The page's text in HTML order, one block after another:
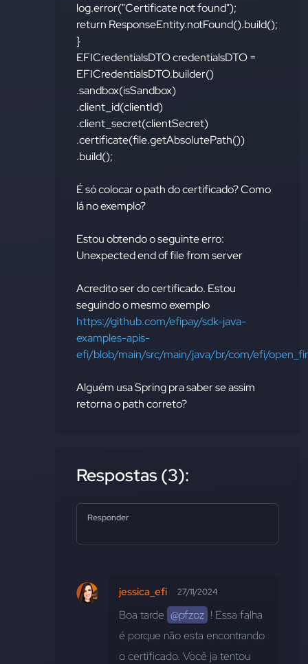
log.error("Certificate not found");
return ResponseEntity.notFound().build();
}
EFICredentialsDTO credentialsDTO =
EFICredentialsDTO.builder()
.sandbox(isSandbox)
.client_id(clientId)
.client_secret(clientSecret)
.certificate(file.getAbsolutePath())
.build();
É só colocar o path do certificado? Como
lá no exemplo?
Estou obtendo o seguinte erro:
Unexpected end of file from server
Acredito ser do certificado. Estou
seguindo o mesmo exemplo
https://github.com/efipay/sdk-java-
examples-apis-
efi/blob/main/src/main/java/br/com/efi/
Alguém usa Spring pra saber se assim
retorna o path correto?
Respostas (3):
Responder
jessica_efi 27/11/2024
Boa tarde @pfzoz ! Essa falha
é porque não esta encontrando
o certificado. Você ja tentou